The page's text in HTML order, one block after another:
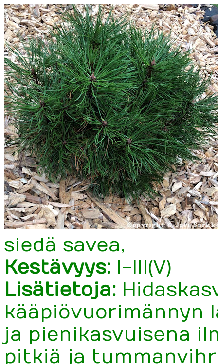
siedä savea,
Kestävyys: I-III(V)
Lisätietoja:
kääpiövuorimännyn
ja pienikasvuisena
pitkiä ja